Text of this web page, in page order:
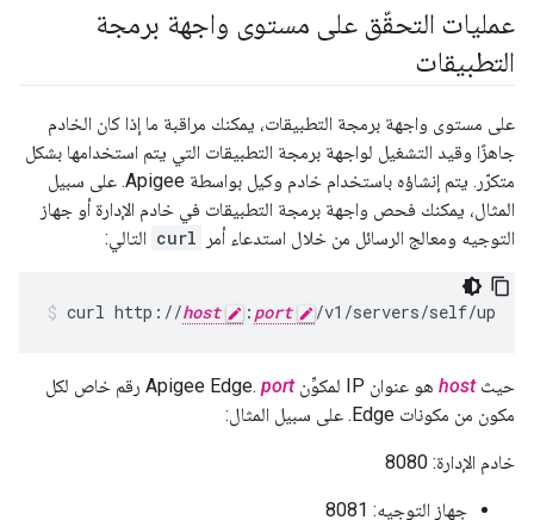
عمليات التحقّق على مستوى واجهة برمجة
التطبيقات
على مستوى واجهة برمجة التطبيقات، يمكنك مراقبة ما إذا كان الخادم
جاهزًا وقيد التشغيل لواجهة برمجة التطبيقات التي يتم استخدامها بشكل
متكرّر. يتم إنشاؤه باستخدام خادم وكيل بواسطة Apigee. على سبيل
المثال، يمكنك فحص واجهة برمجة التطبيقات في خادم الإدارة أو جهاز
التوجيه ومعالج الرسائل من خلال استدعاء أمر
curl التالي:
curl http://host : port /v1/servers/self/up
حيثhost هو عنوان IP لمكوِّن Apigee Edge. port
رقم خاص لكل
مكون من مكونات Edge. على سبيل المثال:
خادم الإدارة: 8080
جهاز التوجيه: 8081